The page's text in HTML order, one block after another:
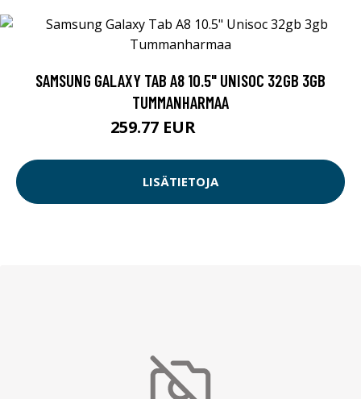
SAMSUNG GALAXY TAB A8 10.5" UNISOC 32GB 3GB
TUMMANHARMAA
259.77 EUR
LISÄTIETOJA